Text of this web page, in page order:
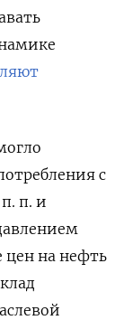
с
п. и
на нефть